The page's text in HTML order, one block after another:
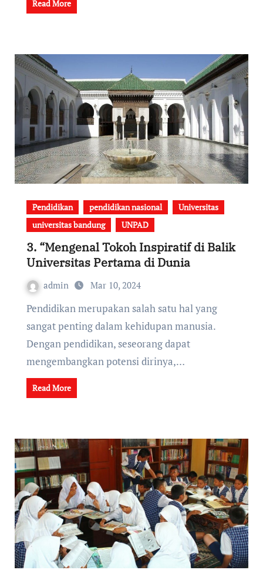
Read More
Pendidikan pendidikan nasional
Universitas
universitas bandung
UNPAD
3. “Mengenal Tokoh Inspiratif di Balik
Universitas Pertama di Dunia
admin Mar 10, 2024
Pendidikan merupakan salah satu hal yang
sangat penting dalam kehidupan manusia.
Dengan pendidikan, seseorang dapat
mengembangkan potensi dirinya,…
Read More